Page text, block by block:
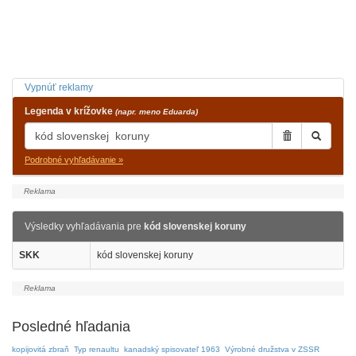
Vypnúť reklamy
Legenda v krížovke (napr. meno Eduarda)
Podrobné vyhľadávanie »
Výsledky vyhľadávania pre kód slovenskej koruny
SKK kód slovenskej koruny
Posledné hľadania
kopijovitá zbraň Typ renaultu kanadský spisovateľ 1963 Výrobné družstva v ZSSR